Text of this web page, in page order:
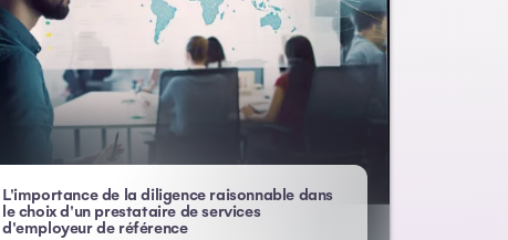
L'importance de la diligence raisonnable dans
le choix d'un prestataire de services
d'employeur de référence– Atlas HXM